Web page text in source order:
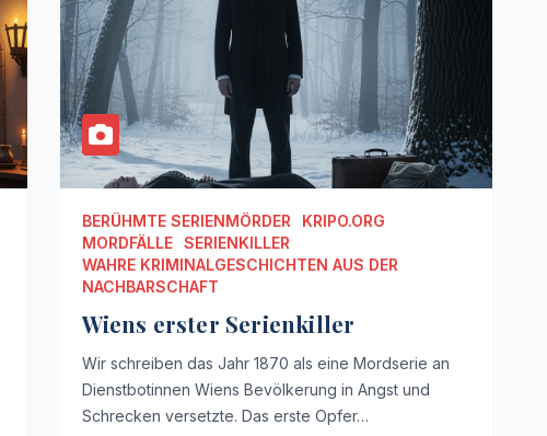
BERÜHMTE SERIENMÖRDER
KRIPO.ORG
MORDFÄLLE
SERIENKILLER
WAHRE KRIMINALGESCHICHTEN AUS DER
NACHBARSCHAFT
Wiens erster Serienkiller
Wir schreiben das Jahr 1870 als eine Mordserie an
Dienstbotinnen Wiens Bevölkerung in Angst und
Schrecken versetzte. Das erste Opfer…